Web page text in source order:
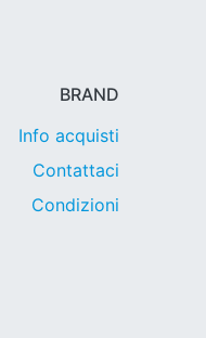
BRAND
Info acquisti
Contattaci
Condizioni